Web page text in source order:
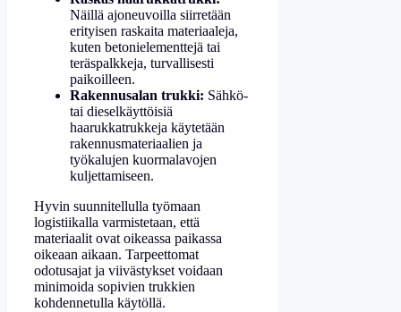
Näillä ajoneuvoilla siirretään
erityisen raskaita materiaaleja,
kuten betonielementtejä tai
teräspalkkeja, turvallisesti
paikoilleen.
Rakennusalan trukki: Sähkö-
tai dieselkäyttöisiä
haarukkatrukkeja käytetään
rakennusmateriaalien ja
työkalujen kuormalavojen
kuljettamiseen.
Hyvin suunnitellulla työmaan
logistiikalla varmistetaan, että
materiaalit ovat oikeassa paikassa
oikeaan aikaan. Tarpeettomat
odotusajat ja viivästykset voidaan
minimoida sopivien trukkien
kohdennetulla käytöllä.